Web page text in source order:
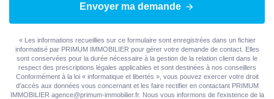
Envoyer ma demande
« Les informations recueillies sur ce formulaire sont enregistrées dans un fichier
informatisé par PRIMUM IMMOBILIER pour gérer votre demande de contact. Elles
sont conservées pour la durée nécessaire à la gestion de la relation client dans le
respect des prescriptions légales applicables et sont destinées à nos conseillers
Conformément à la loi « informatique et libertés », vous pouvez exercer votre droit
d'accès aux données vous concernant et les faire rectifier en contactant PRIMUM
IMMOBILIER agence@primum-immobilier.fr. Nous vous informons de l'existence de la